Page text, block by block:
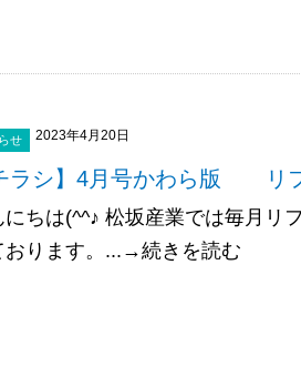
せ 2023年4月20日
ラシ】4月号かわら版 リ
にちは(^^♪ 松坂産業では毎月リ
おります。...→続きを読む